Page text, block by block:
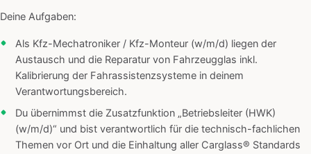
Deine Aufgaben:
Als Kfz-Mechatroniker / Kfz-Monteur (w/m/d) liegen der
Austausch und die Reparatur von Fahrzeugglas inkl.
Kalibrierung der Fahrassistenzsysteme in deinem
Verantwortungsbereich.
Du übernimmst die Zusatzfunktion „Betriebsleiter (HWK)
(w/m/d)“ und bist verantwortlich für die technisch-fachlichen
Themen vor Ort und die Einhaltung aller Carglass® Standards